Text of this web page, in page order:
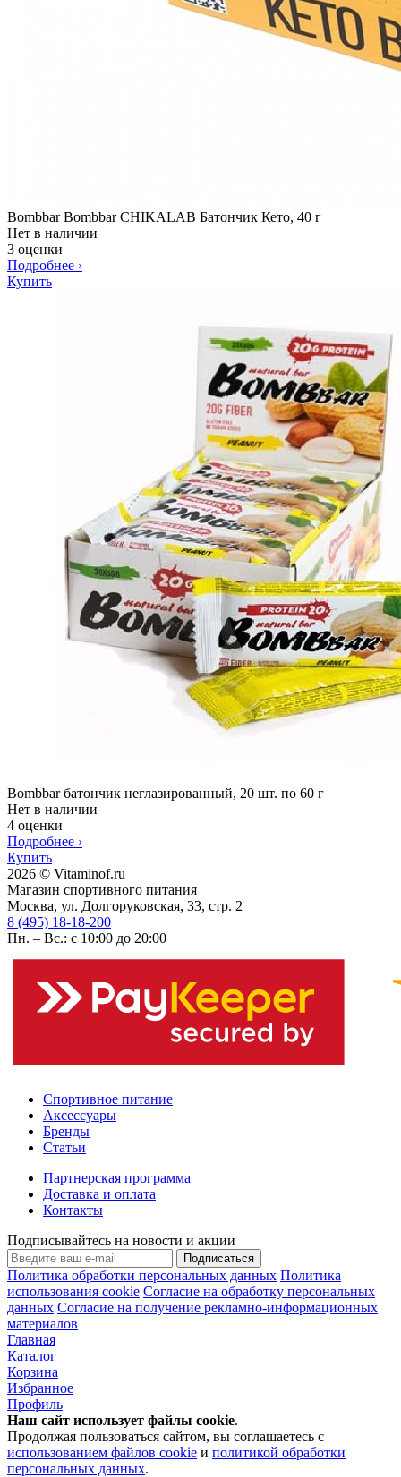
Bombbar Bombbar CHIKALAB Батончик Кето, 40 г
Нет в наличии
3 оценки
Подробнее ›
Купить
Bombbar батончик неглазированный, 20 шт. по 60 г
Нет в наличии
4 оценки
Подробнее ›
Купить
2026 © Vitaminof.ru
Магазин спортивного питания
Москва, ул. Долгоруковская, 33, стр. 2
8 (495) 18-18-200
Пн. – Вс.: с 10:00 до 20:00
Спортивное питание
Аксессуары
Бренды
Статьи
Партнерская программа
Доставка и оплата
Контакты
Подписывайтесь на новости и акции
Подписаться
Политика обработки персональных данных Политика
использования cookie Согласие на обработку персональных
данных Согласие на получение рекламно-информационных
материалов
Главная
Каталог
Корзина
Избранное
Профиль
Наш сайт использует файлы cookie.
Продолжая пользоваться сайтом, вы соглашаетесь с
использованием файлов cookie и политикой обработки
персональных данных.